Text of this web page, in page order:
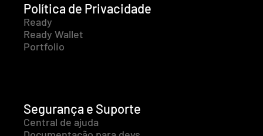
Política de Privacidade
Ready
Ready Wallet
Portfolio
Segurança e Suporte
Central de ajuda